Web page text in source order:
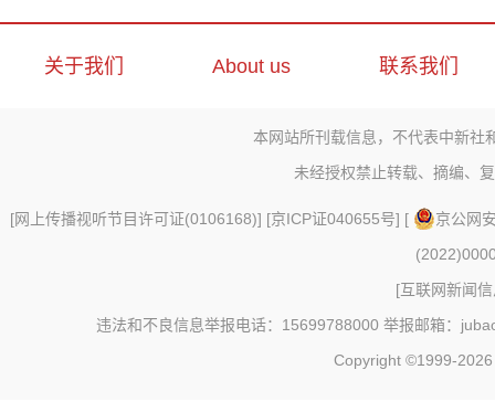
关于我们 About us 联系我们
本网站所刊载信息，不代表中新社
未经授权禁止转载、摘编、
[网上传播视听节目许可证(0106168)] [京ICP证040655号] [
京公网
[互联网新闻
违法和不良信息举报电话：15699788000 举报邮箱：
Copyright ©1999-